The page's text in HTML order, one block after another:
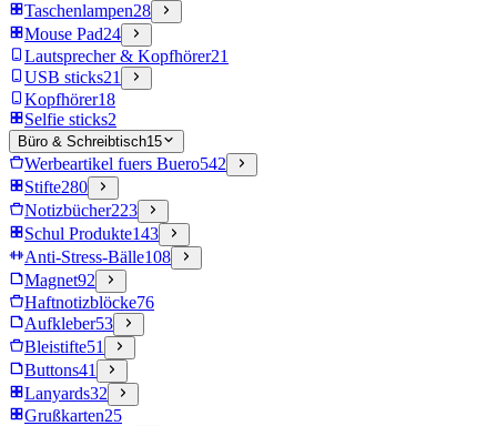
Taschenlampen28
Mouse Pad24
Lautsprecher & Kopfhörer21
USB sticks21
Kopfhörer18
Selfie sticks2
Büro & Schreibtisch15
Werbeartikel fuers Buero542
Stifte280
Notizbücher223
Schul Produkte143
Anti-Stress-Bälle108
Magnet92
Haftnotizblöcke76
Aufkleber53
Bleistifte51
Buttons41
Lanyards32
Grußkarten25